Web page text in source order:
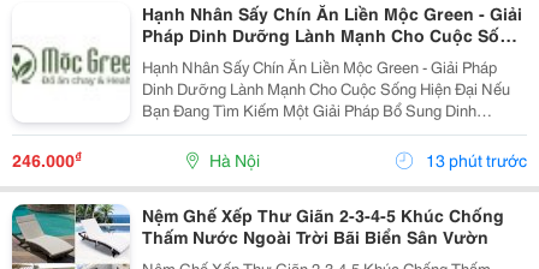
Hạnh Nhân Sấy Chín Ăn Liền Mộc Green - Giải
Pháp Dinh Dưỡng Lành Mạnh Cho Cuộc Sống
Hiện Đại
Hạnh Nhân Sấy Chín Ăn Liền Mộc Green - Giải Pháp
Dinh Dưỡng Lành Mạnh Cho Cuộc Sống Hiện Đại Nếu
Bạn Đang Tìm Kiếm Một Giải Pháp Bổ Sung Dinh
Dưỡng Vừa Thơm Ngon, Vừa Tiện Lợi Để Bắt Đầu
Ngày Mới Hoặc Nạp Năng Lượng Sau Giờ Làm Việc,
Thì Hạnh Nhân...
246.000₫ Hà Nội 13 phút trước
Nệm Ghế Xếp Thư Giãn 2-3-4-5 Khúc Chống
Thấm Nước Ngoài Trời Bãi Biển Sân Vườn